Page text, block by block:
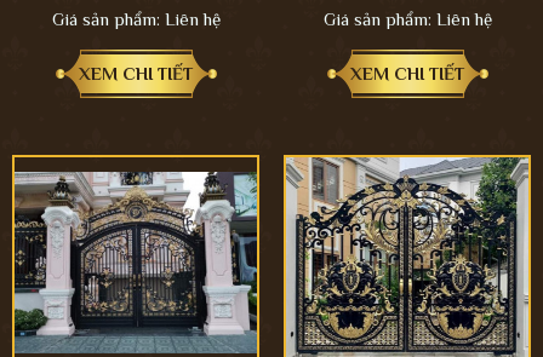
Giá sản phẩm: Liên hệ
XEM CHI TIẾT
Giá sản phẩm: Liên hệ
XEM CHI TIẾT